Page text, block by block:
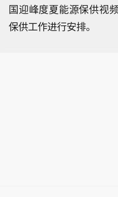
国迎峰度夏能源保供视
保供工作进行安排。